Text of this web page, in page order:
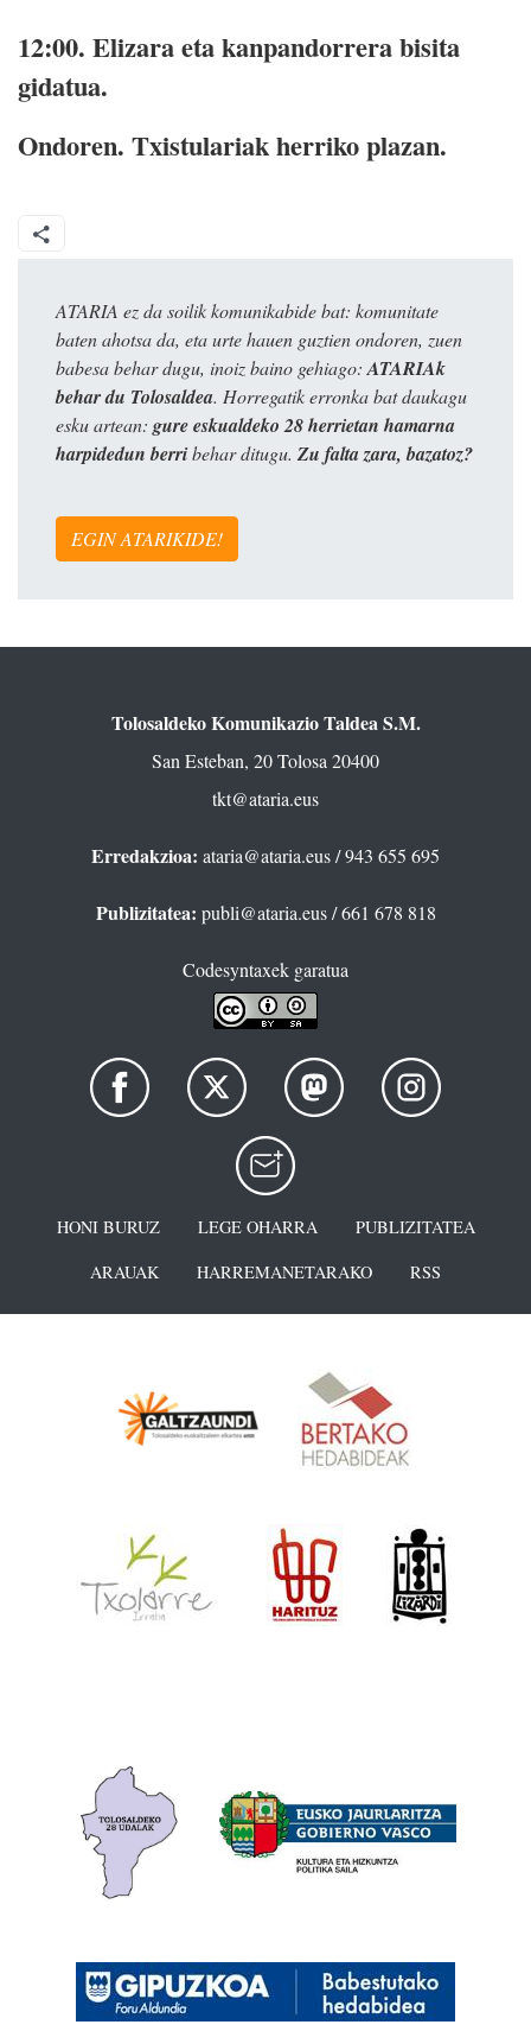
12:00. Elizara eta kanpandorrera bisita
gidatua.
Ondoren. Txistulariak herriko plazan.
ATARIA ez da soilik komunikabide bat: komunitate
baten ahotsa da, eta urte hauen guztien ondoren, zuen
babesa behar dugu, inoiz baino gehiago: ATARIAk
behar du Tolosaldea. Horregatik erronka bat daukagu
esku artean: gure eskualdeko 28 herrietan hamarna
harpidedun berribehar ditugu. Zu falta zara, bazatoz?
EGIN ATARIKIDE!
Tolosaldeko Komunikazio Taldea S.M.
San Esteban, 20 Tolosa 20400
tkt@ataria.eus
Erredakzioa: ataria@ataria.eus/ 943 655 695
Publizitatea: publi@ataria.eus/ 661 678 818
Codesyntaxek garatua
HONI BURUZ LEGE OHARRA
PUBLIZITATEA
ARAUAK
HARREMANETARAKO RSS